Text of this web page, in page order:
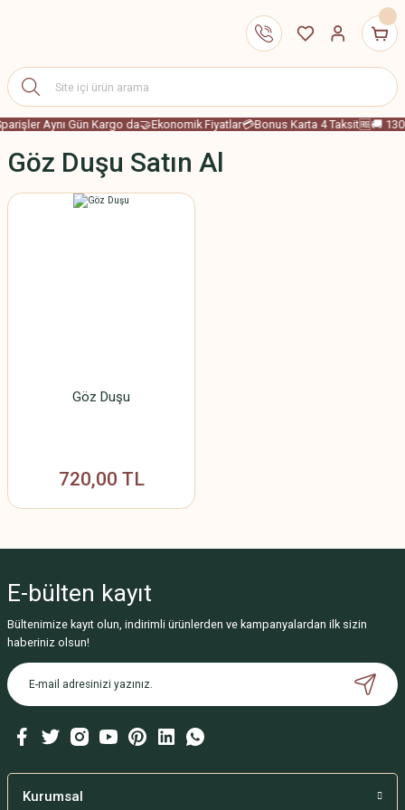
Aynı Gün Kargo da🤝Ekonomik Fiyatlar💳Bonus Karta 4 Taksit🆓🚚
Göz Duşu Satın Al
Göz Duşu
720,00 TL
E-bülten kayıt
Bültenimize kayıt olun, indirimli ürünlerden ve kampanyalardan ilk sizin
haberiniz olsun!
Kurumsal